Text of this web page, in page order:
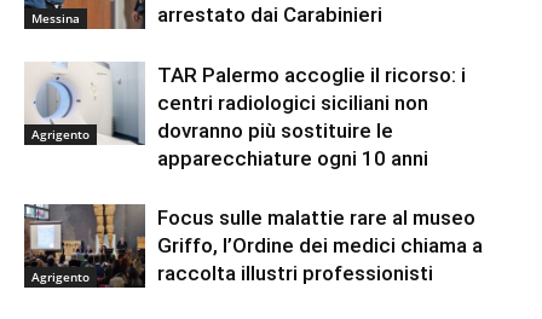
Messina
arrestato dai Carabinieri
Agrigento
TAR Palermo accoglie il ricorso: i
centri radiologici siciliani non
dovranno più sostituire le
apparecchiature ogni 10 anni
Agrigento
Focus sulle malattie rare al museo
Griffo, l’Ordine dei medici chiama a
raccolta illustri professionisti